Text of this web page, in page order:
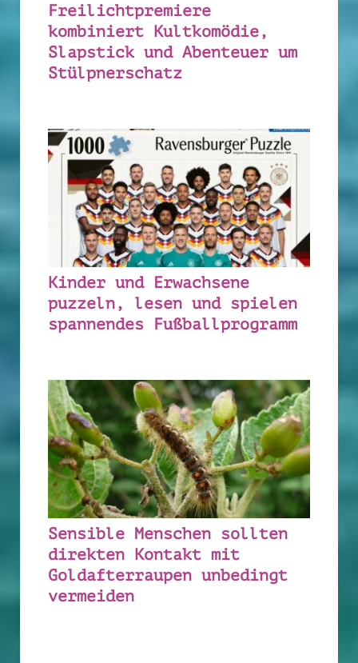
Freilichtpremiere
kombiniert Kultkomödie,
Slapstick und Abenteuer um
Stülpnerschatz
Kinder und Erwachsene
puzzeln, lesen und spielen
spannendes Fußballprogramm
Sensible Menschen sollten
direkten Kontakt mit
Goldafterraupen unbedingt
vermeiden